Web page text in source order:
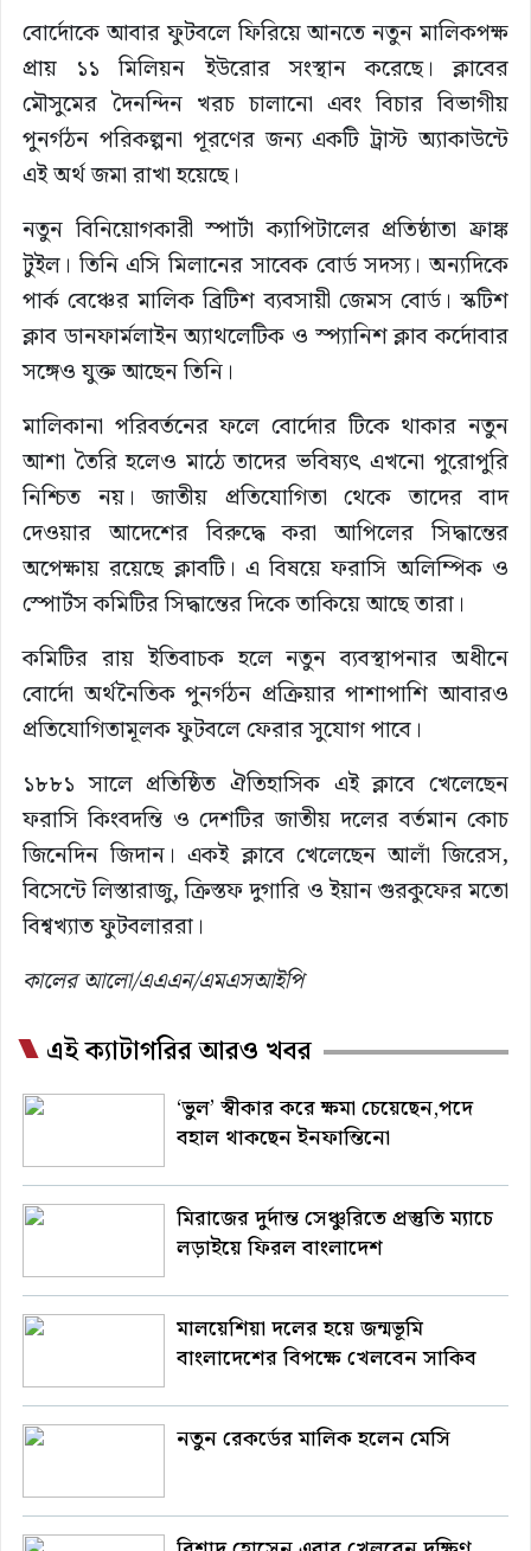
বোর্দোকে আবার ফুটবলে ফিরিয়ে আনতে নতুন মালিকপক্ষ
প্রায় ১১ মিলিয়ন ইউরোর সংস্থান করেছে। ক্লাবের
মৌসুমের দৈনন্দিন খরচ চালানো এবং বিচার বিভাগীয়
পুনর্গঠন পরিকল্পনা পূরণের জন্য একটি ট্রাস্ট অ্যাকাউন্টে
এই অর্থ জমা রাখা হয়েছে।
নতুন বিনিয়োগকারী স্পার্টা ক্যাপিটালের প্রতিষ্ঠাতা ফ্রাঙ্ক
টুইল। তিনি এসি মিলানের সাবেক বোর্ড সদস্য। অন্যদিকে
পার্ক বেঞ্চের মালিক ব্রিটিশ ব্যবসায়ী জেমস বোর্ড। স্কটিশ
ক্লাব ডানফার্মলাইন অ্যাথলেটিক ও স্প্যানিশ ক্লাব কর্দোবার
সঙ্গেও যুক্ত আছেন তিনি।
মালিকানা পরিবর্তনের ফলে বোর্দোর টিকে থাকার নতুন
আশা তৈরি হলেও মাঠে তাদের ভবিষ্যৎ এখনো পুরোপুরি
নিশ্চিত নয়। জাতীয় প্রতিযোগিতা থেকে তাদের বাদ
দেওয়ার আদেশের বিরুদ্ধে করা আপিলের সিদ্ধান্তের
অপেক্ষায় রয়েছে ক্লাবটি। এ বিষয়ে ফরাসি অলিম্পিক ও
স্পোর্টস কমিটির সিদ্ধান্তের দিকে তাকিয়ে আছে তারা।
কমিটির রায় ইতিবাচক হলে নতুন ব্যবস্থাপনার অধীনে
বোর্দো অর্থনৈতিক পুনর্গঠন প্রক্রিয়ার পাশাপাশি আবারও
প্রতিযোগিতামূলক ফুটবলে ফেরার সুযোগ পাবে।
১৮৮১ সালে প্রতিষ্ঠিত ঐতিহাসিক এই ক্লাবে খেলেছেন
ফরাসি কিংবদন্তি ও দেশটির জাতীয় দলের বর্তমান কোচ
জিনেদিন জিদান। একই ক্লাবে খেলেছেন আলাঁ জিরেস,
বিসেন্টে লিস্তারাজু, ক্রিস্তফ দুগারি ও ইয়ান গুরকুফের মতো
বিশ্বখ্যাত ফুটবলাররা।
কালের আলো/এএএন/এমএসআইপি
এই ক্যাটাগরির আরও খবর
‘ভুল’ স্বীকার করে ক্ষমা চেয়েছেন,পদে
বহাল থাকছেন ইনফান্তিনো
মিরাজের দুর্দান্ত সেঞ্চুরিতে প্রস্তুতি ম্যাচে
লড়াইয়ে ফিরল বাংলাদেশ
মালয়েশিয়া দলের হয়ে জন্মভূমি
বাংলাদেশের বিপক্ষে খেলবেন সাকিব
নতুন রেকর্ডের মালিক হলেন মেসি